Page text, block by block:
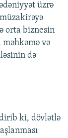
üzrə
orta biznesin
və
də
ki, dövlətlə